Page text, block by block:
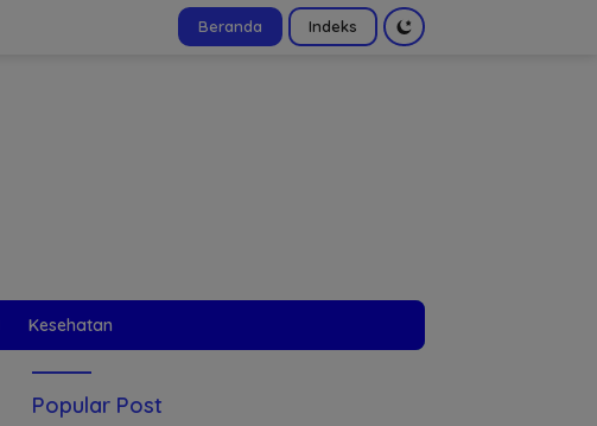
Beranda Indeks
Kesehatan
Popular Post